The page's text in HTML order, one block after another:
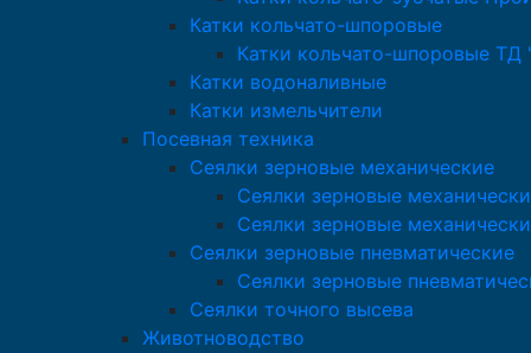
Катки кольчато-шпоровые
Катки кольчато-шпоровые ТД
Катки водоналивные
Катки измельчители
Посевная техника
Сеялки зерновые механические
Сеялки зерновые
Сеялки зерновые
Сеялки зерновые пневматические
Сеялки зерновые
Сеялки точного высева
Животноводство